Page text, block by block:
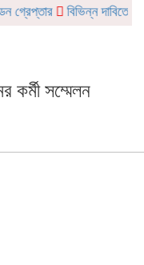
বিভিন্ন দাবিতে
কর্মী সম্মেলন